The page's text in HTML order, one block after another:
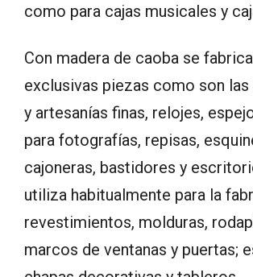
como para cajas musicales y
Con madera de caoba se
exclusivas piezas como son
y artesanías finas, relojes,
para fotografías, repisas,
cajoneras, bastidores y
utiliza habitualmente para la
revestimientos, molduras,
marcos de ventanas y puertas;